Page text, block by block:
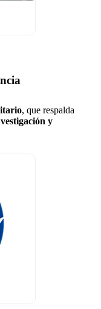
, que respalda
y